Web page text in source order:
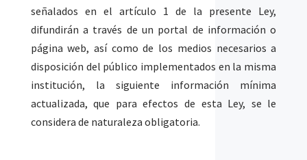
señalados en el artículo 1 de la presente Ley,
difundirán a través de un portal de información o
página web, así como de los medios necesarios a
disposición del público implementados en la misma
institución, la siguiente información mínima
actualizada, que para efectos de esta Ley, se le
considera de naturaleza obligatoria.